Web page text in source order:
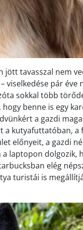
jött tavasszal nem
viselkedése pár éve
sokkal több
benne is egy
a gazdi
a kutyafuttatóban,
előnyeit, a gazdi
laptopon dolgozik,
elég
turistái is